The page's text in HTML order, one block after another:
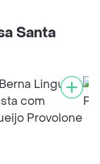
Santa